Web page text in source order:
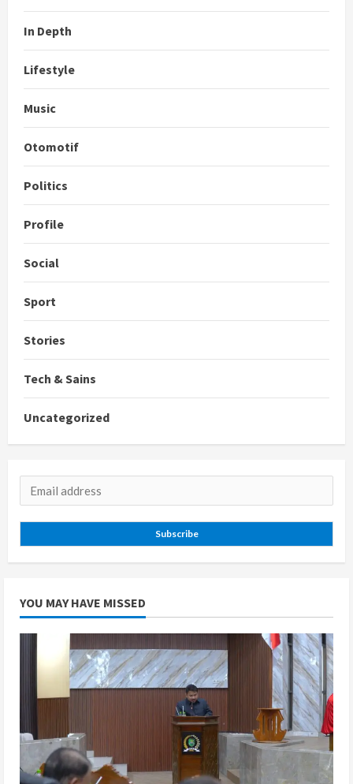
In Depth
Lifestyle
Music
Otomotif
Politics
Profile
Social
Sport
Stories
Tech & Sains
Uncategorized
Subscribe
YOU MAY HAVE MISSED